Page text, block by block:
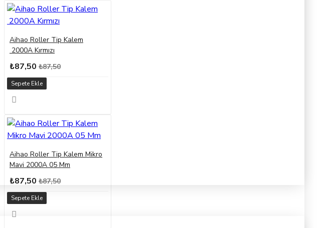
Aihao Roller Tip Kalem
2000A Kırmızı
₺87,50 ₺87,50
Sepete Ekle
Aihao Roller Tip Kalem Mikro
Mavi 2000A 05 Mm
₺87,50 ₺87,50
Sepete Ekle